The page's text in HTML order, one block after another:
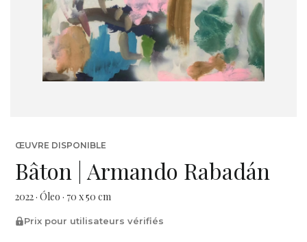
ŒUVRE DISPONIBLE
Bâton | Armando Rabadán
2022 · Óleo · 70 x 50 cm
Prix pour utilisateurs vérifiés